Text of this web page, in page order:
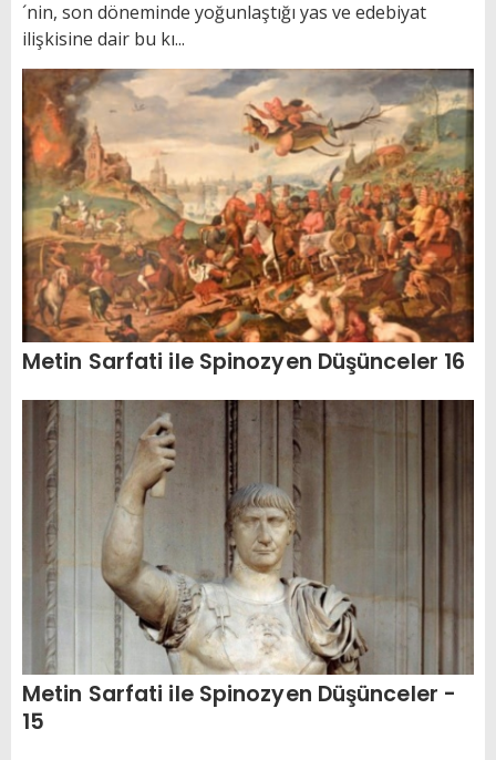
´nin, son döneminde yoğunlaştığı yas ve edebiyat
ilişkisine dair bu kı...
Metin Sarfati ile Spinozyen Düşünceler 16
Metin Sarfati ile Spinozyen Düşünceler -
15